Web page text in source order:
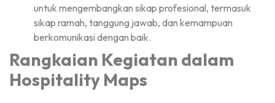
untuk mengembangkan sikap profesional, termasuk
sikap ramah, tanggung jawab, dan kemampuan
berkomunikasi dengan baik.
Rangkaian Kegiatan dalam
Hospitality Maps